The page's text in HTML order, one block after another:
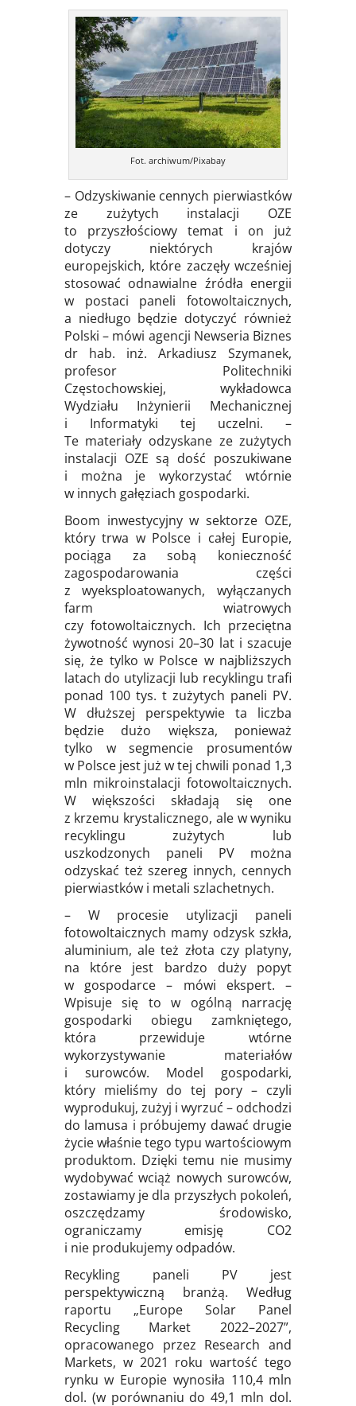
Fot. archiwum/Pixabay
– Odzyskiwanie cennych pierwiastków
ze zużytych instalacji OZE
to przyszłościowy temat i on już
dotyczy niektórych krajów
europejskich, które zaczęły wcześniej
stosować odnawialne źródła energii
w postaci paneli fotowoltaicznych,
a niedługo będzie dotyczyć również
Polski – mówi agencji Newseria Biznes
dr hab. inż. Arkadiusz Szymanek,
profesor Politechniki
Częstochowskiej, wykładowca
Wydziału Inżynierii Mechanicznej
i Informatyki tej uczelni. –
Te materiały odzyskane ze zużytych
instalacji OZE są dość poszukiwane
i można je wykorzystać wtórnie
w innych gałęziach gospodarki.
Boom inwestycyjny w sektorze OZE,
który trwa w Polsce i całej Europie,
pociąga za sobą konieczność
zagospodarowania części
z wyeksploatowanych, wyłączanych
farm wiatrowych
czy fotowoltaicznych. Ich przeciętna
żywotność wynosi 20–30 lat i szacuje
się, że tylko w Polsce w najbliższych
latach do utylizacji lub recyklingu trafi
ponad 100 tys. t zużytych paneli PV.
W dłuższej perspektywie ta liczba
będzie dużo większa, ponieważ
tylko w segmencie prosumentów
w Polsce jest już w tej chwili ponad 1,3
mln mikroinstalacji fotowoltaicznych.
W większości składają się one
z krzemu krystalicznego, ale w wyniku
recyklingu zużytych lub
uszkodzonych paneli PV można
odzyskać też szereg innych, cennych
pierwiastków i metali szlachetnych.
– W procesie utylizacji paneli
fotowoltaicznych mamy odzysk szkła,
aluminium, ale też złota czy platyny,
na które jest bardzo duży popyt
w gospodarce – mówi ekspert. –
Wpisuje się to w ogólną narrację
gospodarki obiegu zamkniętego,
która przewiduje wtórne
wykorzystywanie materiałów
i surowców. Model gospodarki,
który mieliśmy do tej pory – czyli
wyprodukuj, zużyj i wyrzuć – odchodzi
do lamusa i próbujemy dawać drugie
życie właśnie tego typu wartościowym
produktom. Dzięki temu nie musimy
wydobywać wciąż nowych surowców,
zostawiamy je dla przyszłych pokoleń,
oszczędzamy środowisko,
ograniczamy emisję CO2
i nie produkujemy odpadów.
Recykling paneli PV jest
perspektywiczną branżą. Według
raportu „Europe Solar Panel
Recycling Market 2022–2027”,
opracowanego przez Research and
Markets, w 2021 roku wartość tego
rynku w Europie wynosiła 110,4 mln
dol. (w porównaniu do 49,1 mln dol.